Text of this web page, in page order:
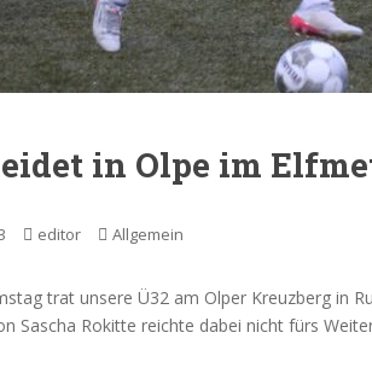
in Olpe im
editor Allgemein
trat unsere Ü32 am Olper Kreuzberg in
Sascha Rokitte reichte dabei nicht fürs